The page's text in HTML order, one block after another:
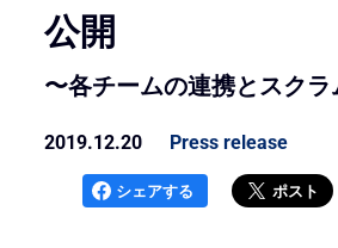
公開
〜各チームの連携とスク
2019.12.20 Press release
シェアする ポスト